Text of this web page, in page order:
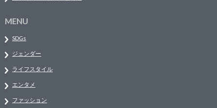
MENU
SDGs
ジェンダー
ライフスタイル
エンタメ
ファッション